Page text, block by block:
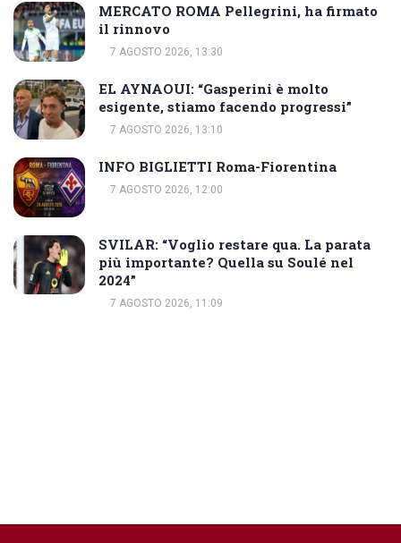
MERCATO ROMA Pellegrini, ha firmato
il rinnovo
7 AGOSTO 2026, 13:30
EL AYNAOUI: “Gasperini è molto
esigente, stiamo facendo progressi”
7 AGOSTO 2026, 13:10
INFO BIGLIETTI Roma-Fiorentina
7 AGOSTO 2026, 12:00
SVILAR: “Voglio restare qua. La parata
più importante? Quella su Soulé nel
2024”
7 AGOSTO 2026, 11:09